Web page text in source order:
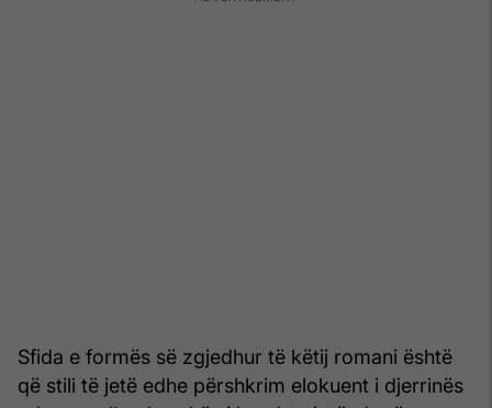
Sfida e formës së zgjedhur të këtij romani është
që stili të jetë edhe përshkrim elokuent i djerrinës